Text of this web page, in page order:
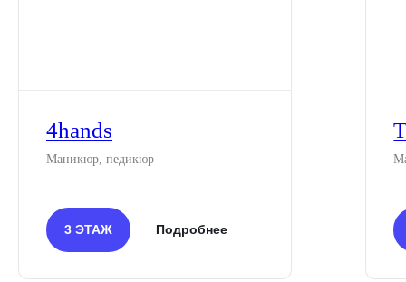
4hands
Маникюр, педикюр
3 ЭТАЖ Подробнее